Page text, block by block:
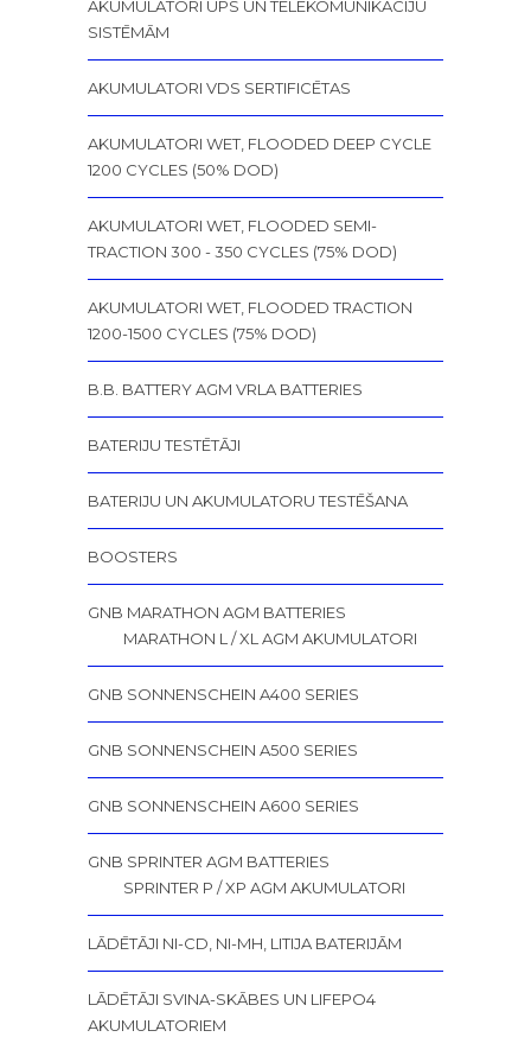
AKUMULATORI UPS UN TELEKOMUNIKĀCIJU
SISTĒMĀM
AKUMULATORI VDS SERTIFICĒTAS
AKUMULATORI WET, FLOODED DEEP CYCLE
1200 CYCLES (50% DOD)
AKUMULATORI WET, FLOODED SEMI-
TRACTION 300 - 350 CYCLES (75% DOD)
AKUMULATORI WET, FLOODED TRACTION
1200-1500 CYCLES (75% DOD)
B.B. BATTERY AGM VRLA BATTERIES
BATERIJU TESTĒTĀJI
BATERIJU UN AKUMULATORU TESTĒŠANA
BOOSTERS
GNB MARATHON AGM BATTERIES
MARATHON L / XL AGM AKUMULATORI
GNB SONNENSCHEIN A400 SERIES
GNB SONNENSCHEIN A500 SERIES
GNB SONNENSCHEIN A600 SERIES
GNB SPRINTER AGM BATTERIES
SPRINTER P / XP AGM AKUMULATORI
LĀDĒTĀJI NI-CD, NI-MH, LITIJA BATERIJĀM
LĀDĒTĀJI SVINA-SKĀBES UN LIFEPO4
AKUMULATORIEM